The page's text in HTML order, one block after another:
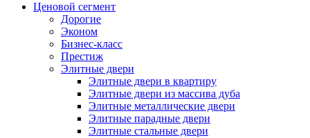
Ценовой сегмент
Дорогие
Эконом
Бизнес-класс
Престиж
Элитные двери
Элитные двери в квартиру
Элитные двери из массива дуба
Элитные металлические двери
Элитные парадные двери
Элитные стальные двери